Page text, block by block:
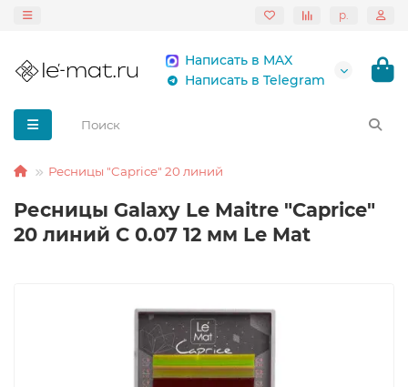
р.
Написать в MAX
Написать в Telegram
Ресницы "Caprice" 20 линий
Ресницы Galaxy Le Maitre "Caprice"
20 линий C 0.07 12 мм Le Mat